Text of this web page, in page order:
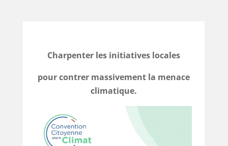
Charpenter les initiatives locales
pour contrer massivement la menace
climatique.